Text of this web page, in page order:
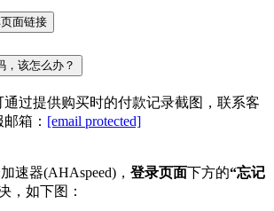
面链接
，该怎么办？
过提供购买时的付款记录截图，联系客
箱： [email protected]
速器(AHAspeed)， 登录页面下方的“忘记
，如下图：